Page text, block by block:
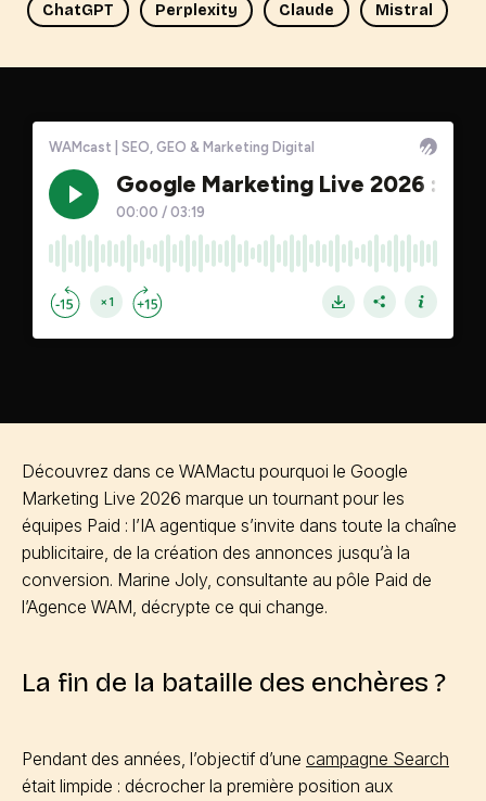
ChatGPT
Perplexity Claude Mistral
Découvrez dans ce WAMactu pourquoi le Google
Marketing Live 2026 marque un tournant pour les
équipes Paid : l’IA agentique s’invite dans toute la chaîne
publicitaire, de la création des annonces jusqu’à la
conversion. Marine Joly, consultante au pôle Paid de
l’Agence WAM, décrypte ce qui change.
La fin de la bataille des enchères ?
Pendant des années, l’objectif d’une campagne Search
était limpide : décrocher la première position aux